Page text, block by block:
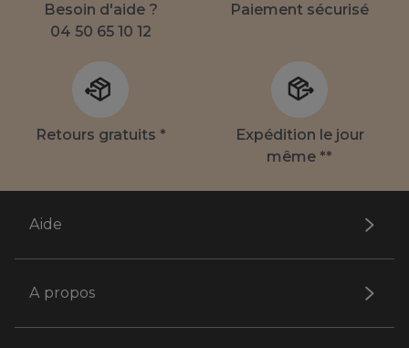
Besoin d'aide ?
04 50 65 10 12
Paiement sécurisé
Retours gratuits *
Expédition le jour
même **
Aide
A propos